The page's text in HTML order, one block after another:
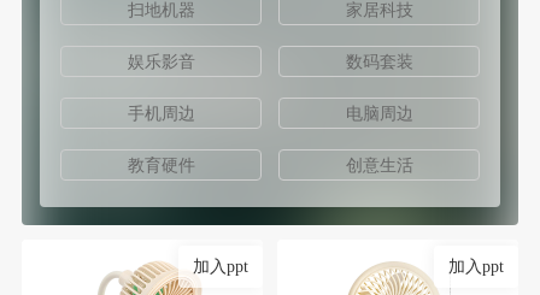
扫地机器 家居科技
娱乐影音 数码套装
手机周边 电脑周边
教育硬件 创意生活
加入ppt 加入ppt